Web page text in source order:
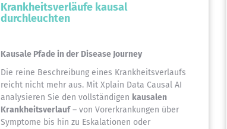
Krankheitsverläufe kausal
durchleuchten
Kausale Pfade in der Disease Journey
Die reine Beschreibung eines Krankheitsverlaufs
reicht nicht mehr aus. Mit Xplain Data Causal AI
analysieren Sie den vollständigen kausalen
Krankheitsverlauf– von Vorerkrankungen über
Symptome bis hin zu Eskalationen oder